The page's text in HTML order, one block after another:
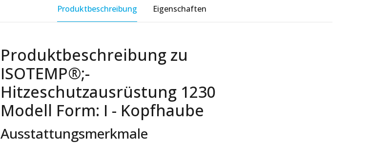
Produktbeschreibung Eigenschaften
Produktbeschreibung zu
ISOTEMP®;-
Hitzeschutzausrüstung 1230
Modell Form: I - Kopfhaube
Ausstattungsmerkmale